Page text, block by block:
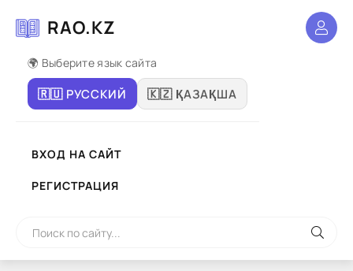
RAO.KZ
🌍 Выберите язык сайта
🇷🇺 РУССКИЙ 🇰🇿 ҚАЗАҚША
ВХОД НА САЙТ
РЕГИСТРАЦИЯ